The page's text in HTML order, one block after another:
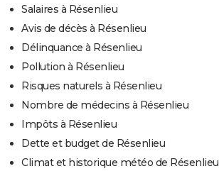
Salaires à Résenlieu
Avis de décès à Résenlieu
Délinquance à Résenlieu
Pollution à Résenlieu
Risques naturels à Résenlieu
Nombre de médecins à Résenlieu
Impôts à Résenlieu
Dette et budget de Résenlieu
Climat et historique météo de Résenlieu